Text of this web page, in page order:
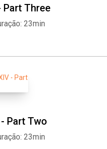
Part Three
23min
Part Two
23min